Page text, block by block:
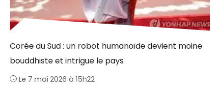
Corée du Sud : un robot humanoïde devient moine
bouddhiste et intrigue le pays
Le 7 mai 2026 à 15h22